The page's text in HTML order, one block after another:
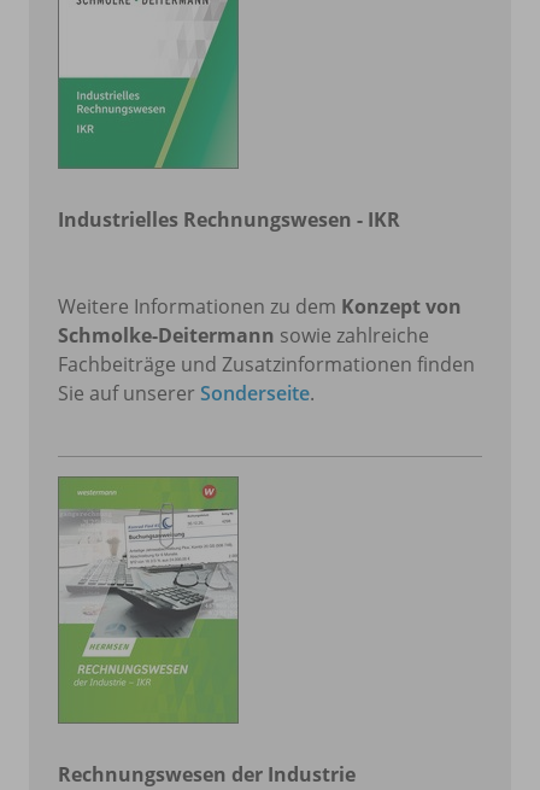
Industrielles Rechnungswesen - IKR
Weitere Informationen zu dem Konzept von
Schmolke-Deitermann sowie zahlreiche
Fachbeiträge und Zusatzinformationen finden
Sie auf unserer Sonderseite.
Rechnungswesen der Industrie